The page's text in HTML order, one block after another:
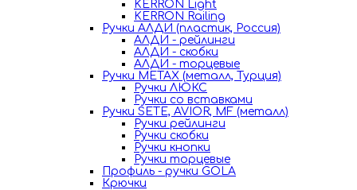
KERRON Light
KERRON Railing
Ручки АЛДИ (пластик, Россия)
АЛДИ - рейлинги
АЛДИ - скобки
АЛДИ - торцевые
Ручки METAX (металл, Турция)
Ручки ЛЮКС
Ручки со вставками
Ручки SETE, AVIOR, MF (металл)
Ручки рейлинги
Ручки скобки
Ручки кнопки
Ручки торцевые
Профиль - ручки GOLA
Крючки